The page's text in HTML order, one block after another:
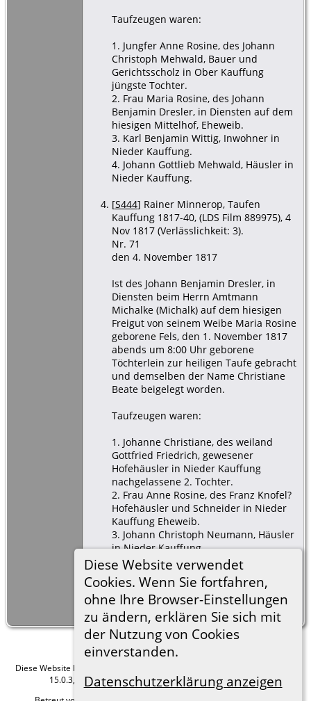
Diese Website verwendet
Cookies. Wenn Sie fortfahren,
ohne Ihre Browser-Einstellungen
zu ändern, erklären Sie sich mit
der Nutzung von Cookies
einverstanden.
Datenschutzerklärung anzeigen
Taufzeugen waren:
1. Jungfer Anne Rosine, des Johann
Christoph Mehwald, Bauer und
Gerichtsscholz in Ober Kauffung
jüngste Tochter.
2. Frau Maria Rosine, des Johann
Benjamin Dresler, in Diensten auf dem
hiesigen Mittelhof, Eheweib.
3. Karl Benjamin Wittig, Inwohner in
Nieder Kauffung.
4. Johann Gottlieb Mehwald, Häusler in
Nieder Kauffung.
[S444] Rainer Minnerop, Taufen
Kauffung 1817-40, (LDS Film 889975), 4
Nov 1817 (Verlässlichkeit: 3).
Nr. 71
den 4. November 1817
Ist des Johann Benjamin Dresler, in
Diensten beim Herrn Amtmann
Michalke (Michalk) auf dem hiesigen
Freigut von seinem Weibe Maria Rosine
geborene Fels, den 1. November 1817
abends um 8:00 Uhr geborene
Töchterlein zur heiligen Taufe gebracht
und demselben der Name Christiane
Beate beigelegt worden.
Taufzeugen waren:
1. Johanne Christiane, des weiland
Gottfried Friedrich, gewesener
Hofehäusler in Nieder Kauffung
nachgelassene 2. Tochter.
2. Frau Anne Rosine, des Franz Knofel?
Hofehäusler und Schneider in Nieder
Kauffung Eheweib.
3. Johann Christoph Neumann, Häusler
in Nieder Kauffung.
4. Junggesell Johann David Dresler,
Inwohner in Alt Chemnitz und Uhlan
unter dem 6. Landwehr Uhlanen
Regiment.
Diese Website läuft mit
15.0.3, programmiert von Darrin Lythgoe © 2001-2026.